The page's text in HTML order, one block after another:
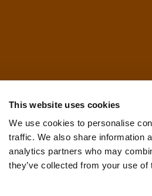
This website uses cookies
We use cookies to personalise
traffic. We also share information
analytics partners who may
they’ve collected from your use of